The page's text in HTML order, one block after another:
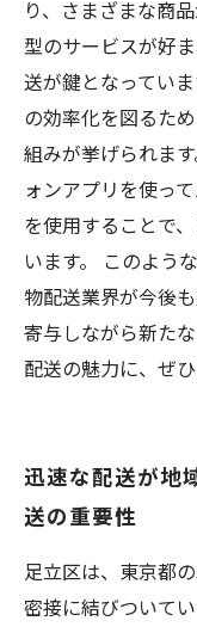
り、さまざまな商
型のサービスが好
送が鍵となってい
の効率化を図るた
組みが挙げられま
ォンアプリを使っ
を使用することで
います。 このよう
物配送業界が今後
寄与しながら新た
配送の魅力に、ぜ
迅速な配送が地
送の重要性
足立区は、東京都
密接に結びついて